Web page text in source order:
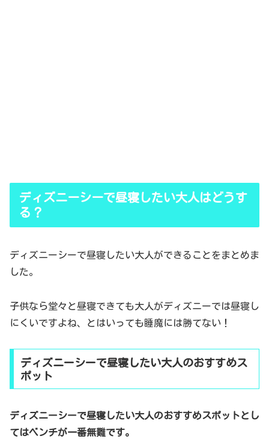
ディズニーシーで昼寝したい大人はどうす
る？
ディズニーシーで昼寝したい大人ができることをまとめま
した。
子供なら堂々と昼寝できても大人がディズニーでは昼寝し
にくいですよね、とはいっても睡魔には勝てない！
ディズニーシーで昼寝したい大人のおすすめス
ポット
ディズニーシーで昼寝したい大人のおすすめスポットとし
てはベンチが一番無難です。